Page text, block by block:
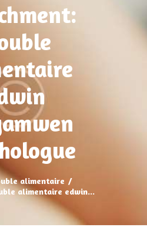
alimentaire
alimentaire edwin...